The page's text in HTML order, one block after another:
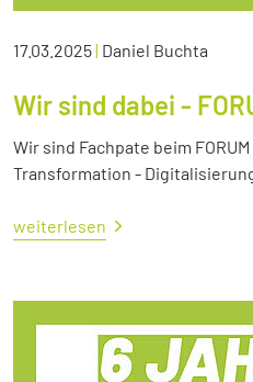
17.03.2025| Daniel Buchta
Wir sind dabei -
Wir sind Fachpate beim
Transformation -
weiterlesen